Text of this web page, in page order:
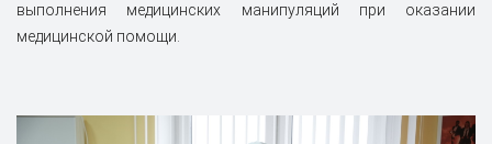
выполнения медицинских манипуляций при оказании
медицинской помощи.